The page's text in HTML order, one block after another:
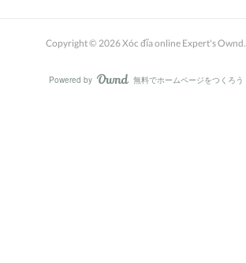
Copyright © 2026Xóc đĩa online Expert's Ownd.
Powered by AmebaOwnd
無料でホームページをつくろう